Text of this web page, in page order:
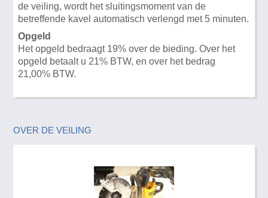
de veiling, wordt het sluitingsmoment van de
betreffende kavel automatisch verlengd met 5 minuten.
Opgeld
Het opgeld bedraagt 19% over de bieding. Over het
opgeld betaalt u 21% BTW, en over het bedrag
21,00% BTW.
OVER DE VEILING